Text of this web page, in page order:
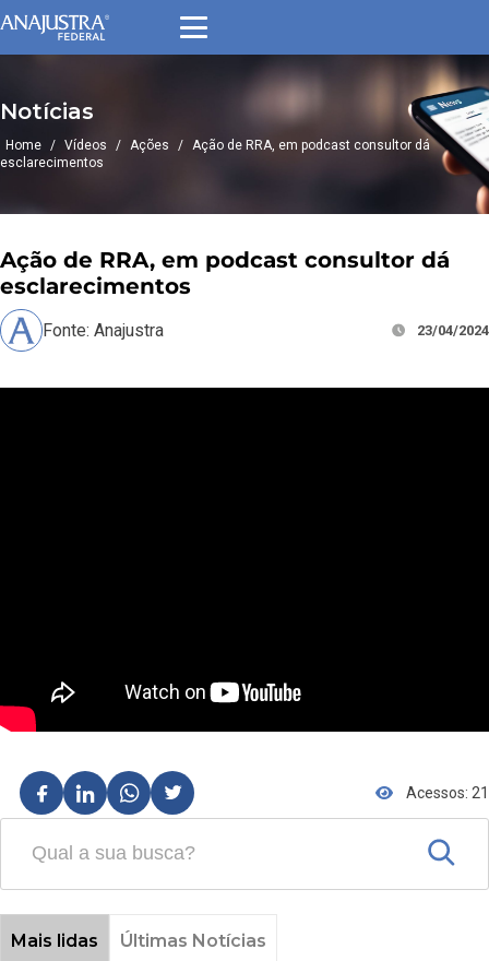
Notícias
Home / Vídeos / Ações / Ação de RRA, em podcast consultor dá
esclarecimentos
Ação de RRA, em podcast consultor dá
esclarecimentos
Fonte: Anajustra 23/04/2024
Acessos: 21
Mais lidas Últimas Notícias